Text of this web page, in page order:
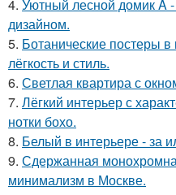
4. Уютный лесной домик A
дизайном.
5. Ботанические постеры
лёгкость и стиль.
6. Светлая квартира с
7. Лёгкий интерьер с
нотки бохо.
8. Белый в интерьере - за
9. Сдержанная
минимализм в Москве.